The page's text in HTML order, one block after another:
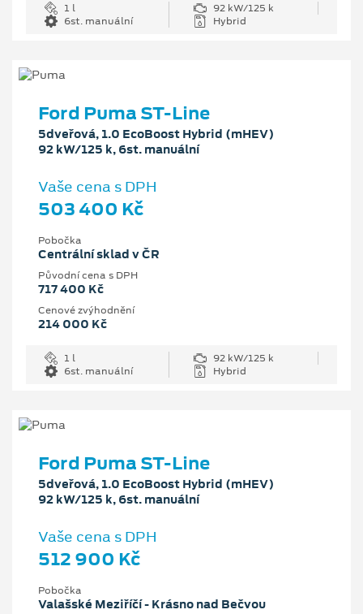
1 l
92 kW/125 k
6st. manuální
Hybrid
Ford Puma ST-Line
5dveřová, 1.0 EcoBoost Hybrid (mHEV)
92 kW/125 k, 6st. manuální
Vaše cena s DPH
503 400 Kč
Pobočka
Centrální sklad v ČR
Původní cena s DPH
717 400 Kč
Cenové zvýhodnění
214 000 Kč
1 l
92 kW/125 k
6st. manuální
Hybrid
Ford Puma ST-Line
5dveřová, 1.0 EcoBoost Hybrid (mHEV)
92 kW/125 k, 6st. manuální
Vaše cena s DPH
512 900 Kč
Pobočka
Valašské Meziříčí - Krásno nad Bečvou